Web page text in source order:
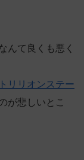
んて良くも悪く
トリリオンステー
が悲しいとこ